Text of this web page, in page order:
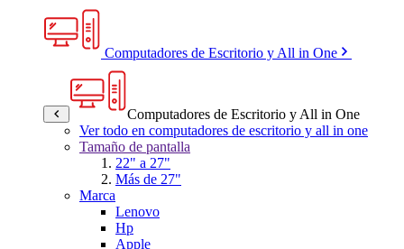
Computadores de Escritorio y All in One
Computadores de Escritorio y All in One
Ver todo en computadores de escritorio y all in one
Tamaño de pantalla
22" a 27"
Más de 27"
Marca
Lenovo
Hp
Apple